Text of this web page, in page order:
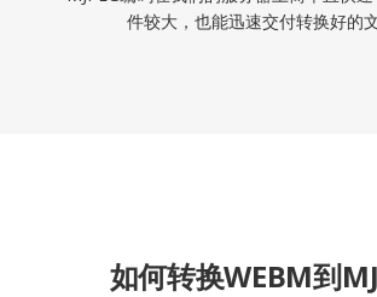
件较大，也能迅速交付转换好的文
如何转换WEBM到